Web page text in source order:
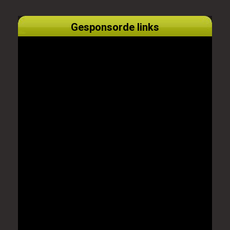
Gesponsorde links